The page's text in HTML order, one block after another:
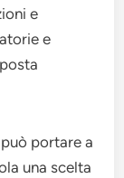
e
e
portare a
una scelta